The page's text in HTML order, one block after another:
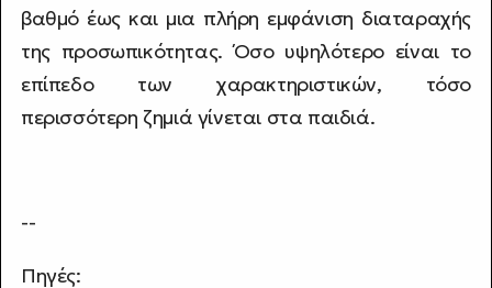
βαθμό έως και μια πλήρη εμφάνιση διαταραχής
της προσωπικότητας. Όσο υψηλότερο είναι το
επίπεδο των χαρακτηριστικών, τόσο
περισσότερη ζημιά γίνεται στα παιδιά.
--
Πηγές: